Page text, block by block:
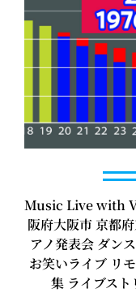
Music Live with
阪府大阪市 京都
アノ発表会 ダン
お笑いライブ リ
集 ライブスト